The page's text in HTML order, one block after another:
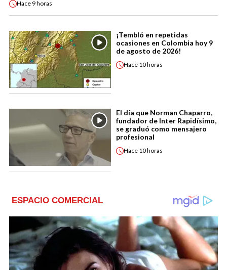
Hace 9 horas
¡Tembló en repetidas
ocasiones en Colombia hoy 9
de agosto de 2026!
Hace 10 horas
El día que Norman Chaparro,
fundador de Inter Rapidísimo,
se graduó como mensajero
profesional
Hace 10 horas